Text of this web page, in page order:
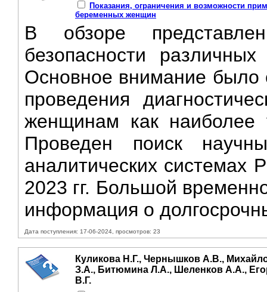
Показания, ограничения и возможности
беременных женщин
B обзоре
безопасности
Основное внимание было
проведения
женщинам как наиболее
Проведен поиск
аналитических системах
2023 гг. Большой
информация о
Дата поступления: 17-06-2024, просмотров: 23
Куликова Н.Г., Чернышков А.В.,
З.А., Битюмина Л.А., Шеленков А.А.,
В.Г.